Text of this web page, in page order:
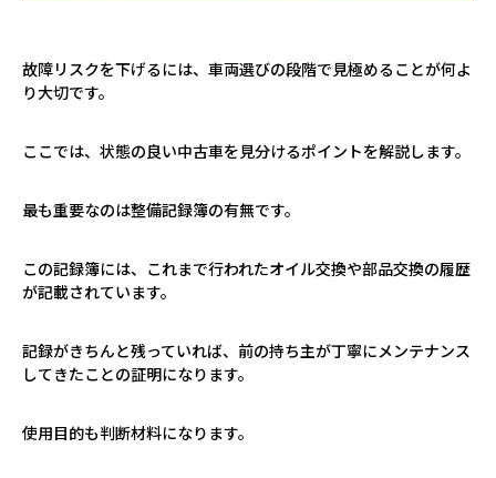
故障リスクを下げるには、車両選びの段階で見極めることが何よ
り大切です。
ここでは、状態の良い中古車を見分けるポイントを解説します。
最も重要なのは整備記録簿の有無です。
この記録簿には、これまで行われたオイル交換や部品交換の履歴
が記載されています。
記録がきちんと残っていれば、前の持ち主が丁寧にメンテナンス
してきたことの証明になります。
使用目的も判断材料になります。